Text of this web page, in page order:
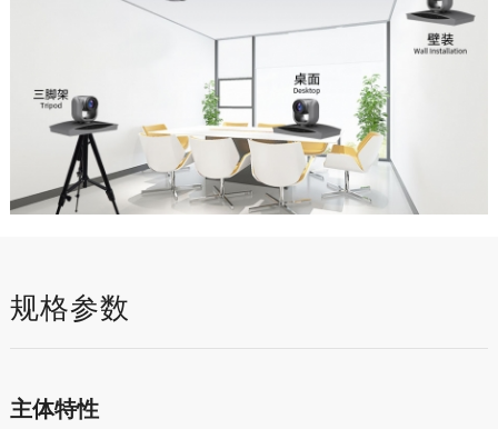
规格参数
主体特性